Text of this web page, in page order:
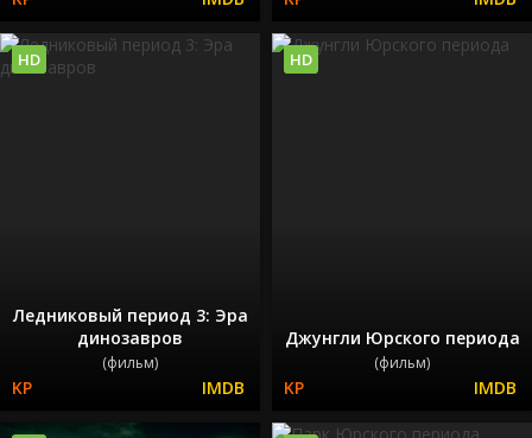
Ледниковый период 3: Эра
динозавров
(фильм)
HD
Джунгли Юрского периода
(фильм)
HD